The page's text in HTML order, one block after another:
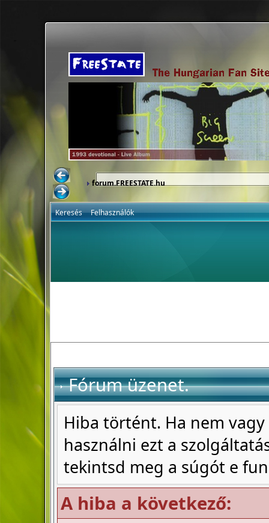
forum.FREESTATE.hu
Keresés Felhasználók
Fórum üzenet.
Hiba történt. Ha nem
használni ezt a
tekintsd meg a súgót e
A hiba a következő: